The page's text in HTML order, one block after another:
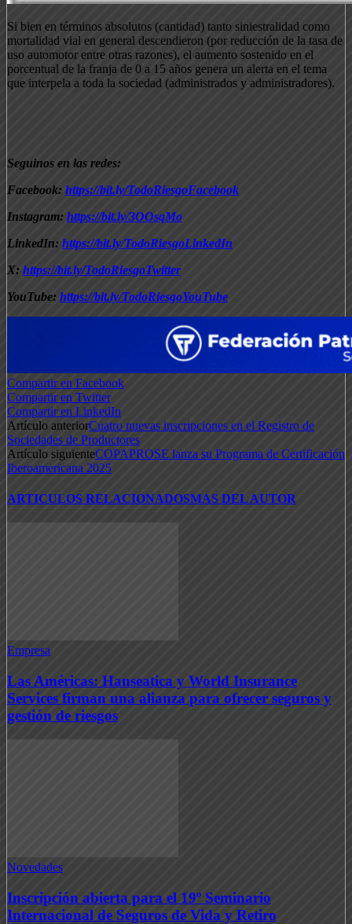
Si bien en términos absolutos (cantidad) tanto siniestralidad como
mortalidad vial en general descendieron (por reducción de la tasa de
uso automotor entre otras razones), el aumento sostenido en el
porcentual de la franja de 0 a 15 años genera un alerta en el tema
que interpela a toda la sociedad (administrados y administradores).
Seguinos en las redes:
Facebook: https://bit.ly/TodoRiesgoFacebook
Instagram: https://bit.ly/3OOsqMo
LinkedIn: https://bit.ly/TodoRiesgoLinkedIn
X: https://bit.ly/TodoRiesgoTwitter
YouTube: https://bit.ly/TodoRiesgoYouTube
Compartir en Facebook
Compartir en Twitter
Compartir en LinkedIn
Artículo anteriorCuatro nuevas inscripciones en el Registro de
Sociedades de Productores
Artículo siguienteCOPAPROSE lanza su Programa de Certificación
Iberoamericana 2025
ARTICULOS RELACIONADOSMAS DEL AUTOR
Empresa
Las Américas: Hanseatica y World Insurance
Services firman una alianza para ofrecer seguros y
gestión de riesgos
Novedades
Inscripción abierta para el 19º Seminario
Internacional de Seguros de Vida y Retiro